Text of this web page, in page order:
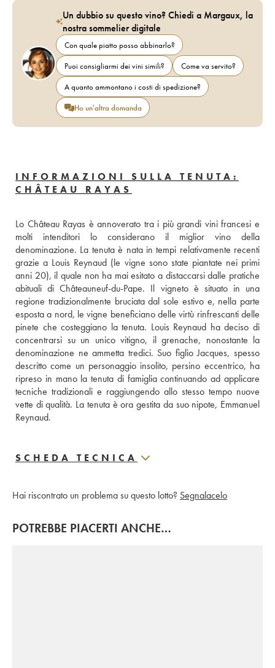
Un dubbio su questo vino? Chiedi a Margaux, la
nostra sommelier digitale
Con quale piatto posso abbinarlo?
Puoi consigliarmi dei vini simili?
Come va servito?
A quanto ammontano i costi di spedizione?
Ho un'altra domanda
INFORMAZIONI SULLA TENUTA:
CHÂTEAU RAYAS
Lo Château Rayas è annoverato tra i più grandi vini francesi e
molti intenditori lo considerano il miglior vino della
denominazione. La tenuta è nata in tempi relativamente recenti
grazie a Louis Reynaud (le vigne sono state piantate nei primi
anni 20), il quale non ha mai esitato a distaccarsi dalle pratiche
abituali di Châteauneuf-du-Pape. Il vigneto è situato in una
regione tradizionalmente bruciata dal sole estivo e, nella parte
esposta a nord, le vigne beneficiano delle virtù rinfrescanti delle
pinete che costeggiano la tenuta. Louis Reynaud ha deciso di
concentrarsi su un unico vitigno, il grenache, nonostante la
denominazione ne ammetta tredici. Suo figlio Jacques, spesso
descritto come un personaggio insolito, persino eccentrico, ha
ripreso in mano la tenuta di famiglia continuando ad applicare
tecniche tradizionali e raggiungendo allo stesso tempo nuove
vette di qualità. La tenuta è ora gestita da suo nipote, Emmanuel
Reynaud.
SCHEDA TECNICA
Hai riscontrato un problema su questo lotto? Segnalacelo
POTREBBE PIACERTI ANCHE…